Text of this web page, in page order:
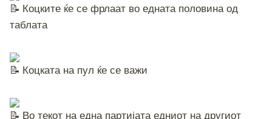
Коцките ќе се фрлаат во едната половина од
таблата
Коцката на пул ќе се важи
Во текот на една партијата едниот на другиот